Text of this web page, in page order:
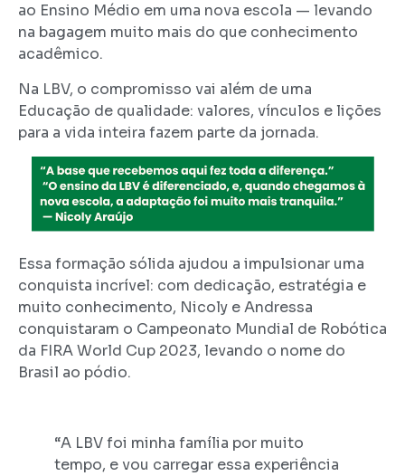
ao Ensino Médio em uma nova escola — levando
na bagagem muito mais do que conhecimento
acadêmico.
Na LBV, o compromisso vai além de uma
Educação de qualidade: valores, vínculos e lições
para a vida inteira fazem parte da jornada.
Essa formação sólida ajudou a impulsionar uma
conquista incrível: com dedicação, estratégia e
muito conhecimento, Nicoly e Andressa
conquistaram o Campeonato Mundial de Robótica
da FIRA World Cup 2023, levando o nome do
Brasil ao pódio.
“A LBV foi minha família por muito
tempo, e vou carregar essa experiência